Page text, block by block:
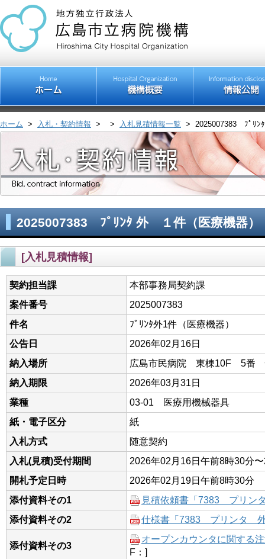
ホーム > 入札・契約情報 > > 入札見積情報一覧 > 2025007383 ﾌﾟﾘﾝ
2025007383 ﾌﾟﾘﾝﾀ 外 １件（医療機器）
[入札見積情報]
契約担当課
本部事務局契約課
案件番号
2025007383
件名
ﾌﾟﾘﾝﾀ外1件（医療機器）
公告日
2026年02月16日
納入場所
広島市民病院 東棟10F 5番
納入期限
2026年03月31日
業種
03-01 医療用機械器具
紙・電子区分
紙
入札方式
随意契約
入札(見積)受付期間
2026年02月16日午前8時30分
開札予定日時
2026年02月19日午前8時30分
添付資料その1
見積依頼書「7383 プリン
添付資料その2
仕様書「7383 プリンタ
添付資料その3
オープンカウンタに関する
F：]